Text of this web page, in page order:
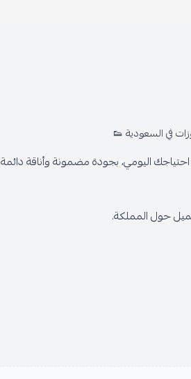
في السعودية 👟
اليومي، بجودة مضمونة وأناقة دائمة